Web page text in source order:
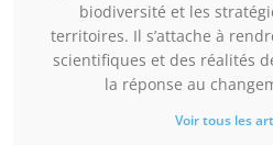
biodiversité et les
territoires. Il s’attache à
scientifiques et des réalités
la réponse au
Voir tous les